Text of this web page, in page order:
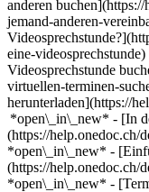
anderen
jemand-anderen-
eine-
Videosprechstunde
virtuellen-terminen-
herunterladen](https://
*open\_in\_new* - [In
(https://help.onedoc.ch/
*open\_in\_new* -
(https://help.onedoc.ch/
*open\_in\_new* - [Termine verwalten](https://help.onedoc.ch/de/termine-verwalten) *open\_in\_new* - [Termine absagen](https://help.onedoc.ch/de/online-gebuchte-termine-absagen) *open\_in\_new* - [Ich erhalte keine Terminbestätigung](https://help.onedoc.ch/de/ich-erhalte-keine-terminbest%C3%A4tigung) *open\_in\_new* [Alle unsere Artikel anzeigen *open\_in\_new*](https://help.onedoc.ch/de/) close ## Ihre Suche bearbeiten ![Haus mit Pluszeichen, das anzeigt, dass eine Konsultation vor Ort möglich ist](https://www.onedoc.ch/assets/images/icons/on-site.svg) Vor Ort ![Kamera mit Play-Symbol, die anzeigt, dass eine Konsultation per Video aus der Ferne möglich ist](https://www.onedoc.ch/assets/images/icons/remote.svg) Virtuell Suche #### Fachrichtung #### Gesundheitsfachperson #### Einrichtung edit Impfzentrum in Versoix tune Filter Neue Patienten*keyboard\_arrow\_down* - Zugelassen*check\_circle* Gesprochene Sprachen*keyboard\_arrow\_down* - Albanisch*check\_circle* - Arabisch*check\_circle* - Deutsch*check\_circle* - Englisch*check\_circle* - Französisch*check\_circle* - Ful*check\_circle* - Italienisch*check\_circle* - Persisch*check\_circle* - Polnisch*check\_circle* - Portugiesisch*check\_circle* - Rumänisch*check\_circle* - Russisch*check\_circle* - Spanisch*check\_circle* - Tamil*check\_circle* - Tschechisch*check\_circle* - Türkisch*check\_circle* - Vietnamesisch*check\_circle* Geschlecht*keyboard\_arrow\_down* - Weiblich*check\_circle* - Männlich*check\_circle* Netzwerk*keyboard\_arrow\_down* - Sun Store*check\_circle* - Amavita*check\_circle* - Coop Vitality*check\_circle* - REMED*check\_circle* - Medbase*check\_circle* - Réseau Delta*check\_circle* Verfügbarkeit*keyboard\_arrow\_down* - Heute*check\_circle* - In den nächsten 3 Tagen*check\_circle* - In den nächsten 7 Tagen*check\_circle* - In den nächsten 14 Tagen*check\_circle* # Impfzentrum in Versoix: Buchen Sie heute Ihren Termin online ## 1 Ergebnis in Versoix [![Sun Store Versoix, Apotheke in Versoix](https://assets.onedoc.ch/images/entities/80a586d9b082e6274f7a9c436be2f0a9e91291402f018990bfe12565589ed278-small.png "Sun Store Versoix, Apotheke in Versoix")](https://www.onedoc.ch/de/apotheke/versoix/e4q3/sun-store-versoix) ### [Sun Store Versoix](https://www.onedoc.ch/de/apotheke/versoix/e4q3/sun-store-versoix) Apotheke Chemin Jean-Baptiste Vandelle 8a 1290 Versoix ![Patient mit Pluszeichen, der anzeigt, dass neue Patienten angenommen werden](https://www.onedoc.ch/assets/images/icons/new-patients.svg)Akzeptiert neue Patienten [Termin buchen](https://www.onedoc.ch/de/apotheke/versoix/e4q3/sun-store-versoix) *chevron\_left* Di. 04 Aug. *chevron\_right* Mehr Termine anzeigen *error\_outline* Beim Laden der Verfügbarkeiten ist ein Fehler aufgetreten [Erneut versuchen](https://www.onedoc.ch) ## __Impfzentren__ in der Umgebung von __Versoix__: Andere Gesundheitsfachpersonen können Online gebucht werden